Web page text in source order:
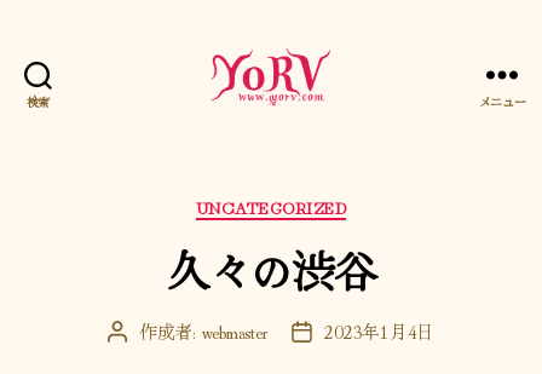
検索 メニュー
カ
テ
ゴ
リ
UNCATEGORIZED
久々の渋谷
投 作成者: webmaster
投 2023年1月4日